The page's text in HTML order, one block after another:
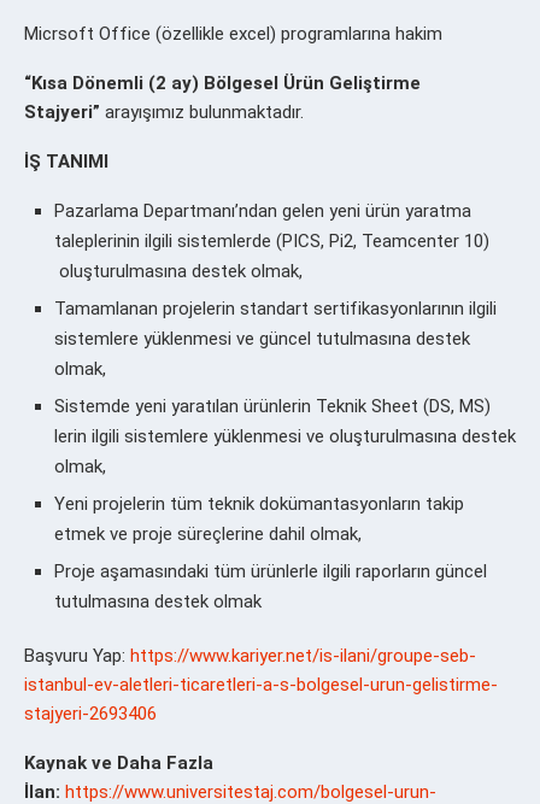
Micrsoft Office (özellikle excel) programlarına hakim
“Kısa Dönemli (2 ay) Bölgesel Ürün Geliştirme
Stajyeri” arayışımız bulunmaktadır.
İŞ TANIMI
Pazarlama Departmanı’ndan gelen yeni ürün yaratma
taleplerinin ilgili sistemlerde (PICS, Pi2, Teamcenter 10)
oluşturulmasına destek olmak,
Tamamlanan projelerin standart sertifikasyonlarının ilgili
sistemlere yüklenmesi ve güncel tutulmasına destek
olmak,
Sistemde yeni yaratılan ürünlerin Teknik Sheet (DS, MS)
lerin ilgili sistemlere yüklenmesi ve oluşturulmasına destek
olmak,
Yeni projelerin tüm teknik dokümantasyonların takip
etmek ve proje süreçlerine dahil olmak,
Proje aşamasındaki tüm ürünlerle ilgili raporların güncel
tutulmasına destek olmak
Başvuru Yap: https://www.kariyer.net/is-ilani/groupe-seb-
istanbul-ev-aletleri-ticaretleri-a-s-bolgesel-urun-gelistirme-
stajyeri-2693406
Kaynak ve Daha Fazla
İlan: https://www.universitestaj.com/bolgesel-urun-